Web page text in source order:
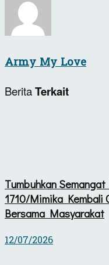
Army My Love
BeritaTerkait
Tumbuhkan
1710/Mimika
Bersama Masyarakat
12/07/2026